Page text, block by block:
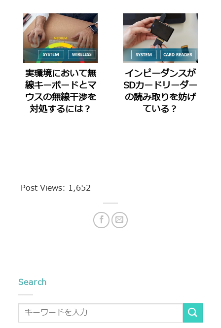
実環境において無
線キーボードとマ
ウスの無線干渉を
対処するには？
インピーダンスが
SDカードリーダー
の読み取りを妨げ
ている？
Post Views: 1,652
Search